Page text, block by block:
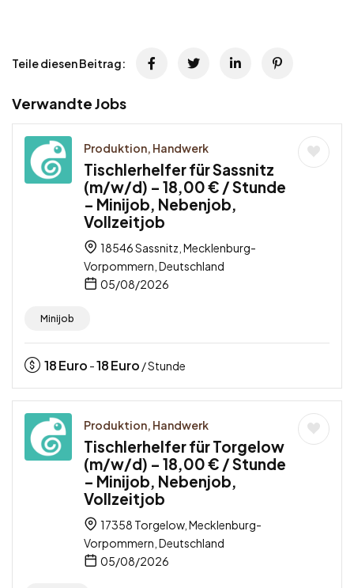
Teile diesen Beitrag:
Verwandte Jobs
Produktion, Handwerk
Tischlerhelfer für Sassnitz
(m/w/d) – 18,00 € / Stunde
– Minijob, Nebenjob,
Vollzeitjob
18546 Sassnitz, Mecklenburg-
Vorpommern, Deutschland
05/08/2026
Minijob
18Euro -18Euro / Stunde
Produktion, Handwerk
Tischlerhelfer für Torgelow
(m/w/d) – 18,00 € / Stunde
– Minijob, Nebenjob,
Vollzeitjob
17358 Torgelow, Mecklenburg-
Vorpommern, Deutschland
05/08/2026